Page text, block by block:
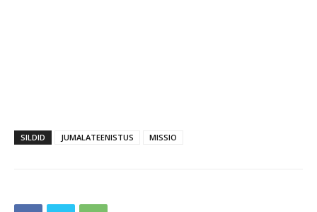
SILDID JUMALATEENISTUS MISSIO